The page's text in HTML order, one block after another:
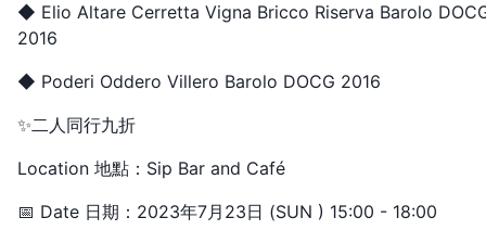
◆ Elio Altare Cerretta Vigna Bricco Riserva Barolo
2016
◆ Poderi Oddero Villero Barolo DOCG 2016
✨二人同行九折
Location 地點：Sip Bar and Café
📅 Date 日期：2023年7月23日 (SUN ) 15:00 - 18:00